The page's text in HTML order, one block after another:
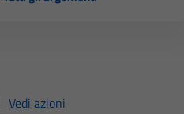
Vedi azioni